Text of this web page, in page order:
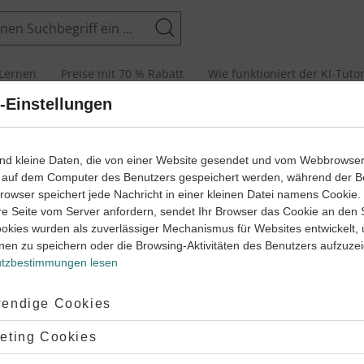
Suchen
Preise mit 70 % Rabatt Wie funktioniert der KI-Tutor
und Hypothesentests
Einstellungen
kleine Daten, die von einer Website gesendet und vom
dem Computer des Benutzers gespeichert werden, während der
speichert jede Nachricht in einer kleinen Datei namens Cookie.
Seite vom Server anfordern, sendet Ihr Browser das Cookie an den
wurden als zuverlässiger Mechanismus für Websites entwickelt,
zu speichern oder die Browsing-Aktivitäten des Benutzers
lesen
Cookies
Cookies